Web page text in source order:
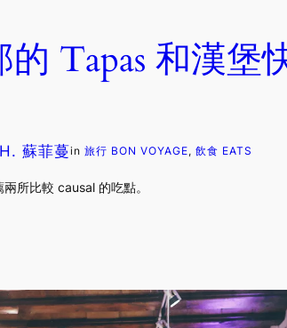
Tapas 和漢堡
蘇菲蔓in 旅行 BON VOYAGE, 飲食 EATS
所比較 causal 的吃點。